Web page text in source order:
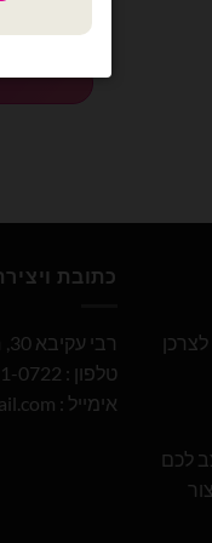
כמות של
לצרכן
לכם
כתובת
רבי עקיבא 30, חולון
טלפון : 052-691-0722
אימייל :